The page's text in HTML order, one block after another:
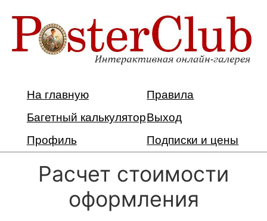
На главную
Правила
Багетный калькуляторВыход
Профиль
Подписки и цены
Расчет стоимости
оформления